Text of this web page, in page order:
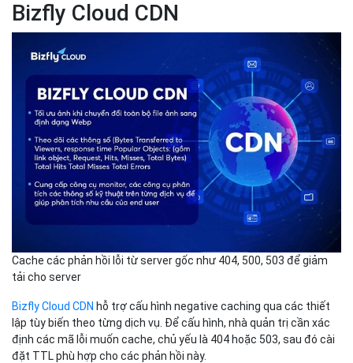
Bizfly Cloud CDN
Cache các phản hồi lỗi từ server gốc như 404, 500, 503 để giảm
tải cho server
Bizfly Cloud CDN hỗ trợ cấu hình negative caching qua các thiết
lập tùy biến theo từng dịch vụ. Để cấu hình, nhà quản trị cần xác
định các mã lỗi muốn cache, chủ yếu là 404 hoặc 503, sau đó cài
đặt TTL phù hợp cho các phản hồi này.